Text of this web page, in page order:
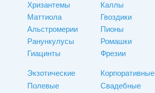
Хризантемы
Маттиола
Альстромерии
Ранункулусы
Гиацинты
Экзотические
Каллы
Гвоздики
Пионы
Ромашки
Фрезии
Корпоративные
Полевые
Свадебные